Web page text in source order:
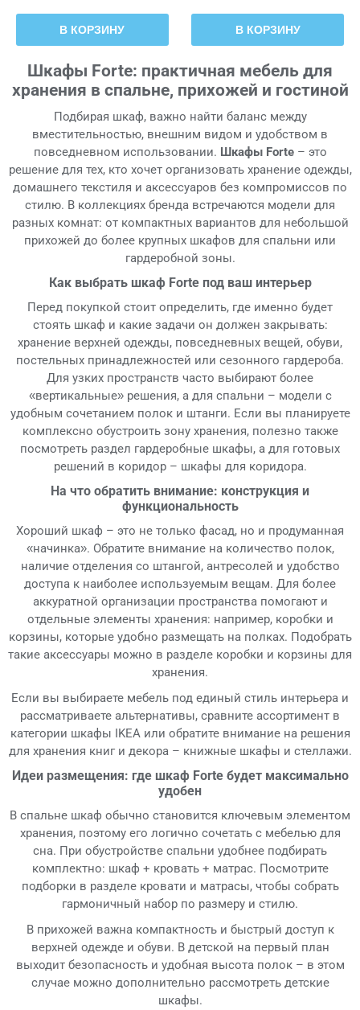
В КОРЗИНУ В КОРЗИНУ
Шкафы Forte: практичная мебель для
хранения в спальне, прихожей и гостиной
Подбирая шкаф, важно найти баланс между
вместительностью, внешним видом и удобством в
повседневном использовании. Шкафы Forte– это
решение для тех, кто хочет организовать хранение одежды,
домашнего текстиля и аксессуаров без компромиссов по
стилю. В коллекциях бренда встречаются модели для
разных комнат: от компактных вариантов для небольшой
прихожей до более крупных шкафов для спальни или
гардеробной зоны.
Как выбрать шкаф Forte под ваш интерьер
Перед покупкой стоит определить, где именно будет
стоять шкаф и какие задачи он должен закрывать:
хранение верхней одежды, повседневных вещей, обуви,
постельных принадлежностей или сезонного гардероба.
Для узких пространств часто выбирают более
«вертикальные» решения, а для спальни – модели с
удобным сочетанием полок и штанги. Если вы планируете
комплексно обустроить зону хранения, полезно также
посмотреть раздел гардеробные шкафы, а для готовых
решений в коридор – шкафы для коридора.
На что обратить внимание: конструкция и
функциональность
Хороший шкаф – это не только фасад, но и продуманная
«начинка». Обратите внимание на количество полок,
наличие отделения со штангой, антресолей и удобство
доступа к наиболее используемым вещам. Для более
аккуратной организации пространства помогают и
отдельные элементы хранения: например, коробки и
корзины, которые удобно размещать на полках. Подобрать
такие аксессуары можно в разделе коробки и корзины для
хранения.
Если вы выбираете мебель под единый стиль интерьера и
рассматриваете альтернативы, сравните ассортимент в
категории шкафы IKEA или обратите внимание на решения
для хранения книг и декора – книжные шкафы и стеллажи.
Идеи размещения: где шкаф Forte будет максимально
удобен
В спальне шкаф обычно становится ключевым элементом
хранения, поэтому его логично сочетать с мебелью для
сна. При обустройстве спальни удобнее подбирать
комплектно: шкаф + кровать + матрас. Посмотрите
подборки в разделе кровати и матрасы, чтобы собрать
гармоничный набор по размеру и стилю.
В прихожей важна компактность и быстрый доступ к
верхней одежде и обуви. В детской на первый план
выходит безопасность и удобная высота полок – в этом
случае можно дополнительно рассмотреть детские
шкафы.